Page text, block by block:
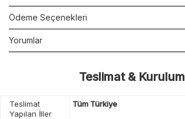
Ödeme Seçenekleri
Yorumlar
Teslimat & Kurulum
Teslimat
Yapılan İller
Tüm Türkiye